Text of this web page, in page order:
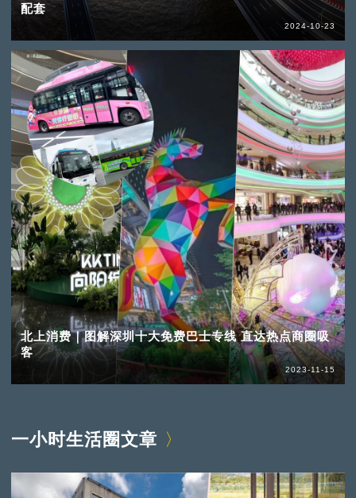
配套
2024-10-23
北上消费｜图解深圳十大免费巴士专线 直达热点商圈吸
客
2023-11-15
一小时生活圈文章